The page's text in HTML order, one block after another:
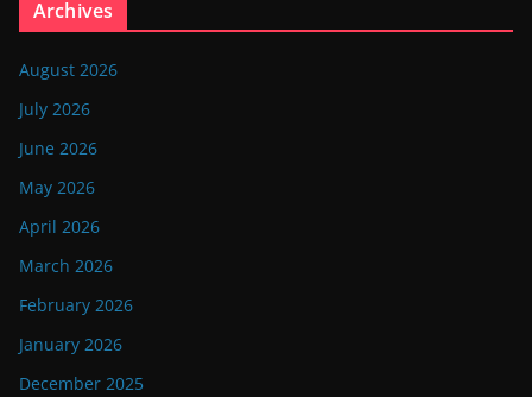
Archives
August 2026
July 2026
June 2026
May 2026
April 2026
March 2026
February 2026
January 2026
December 2025